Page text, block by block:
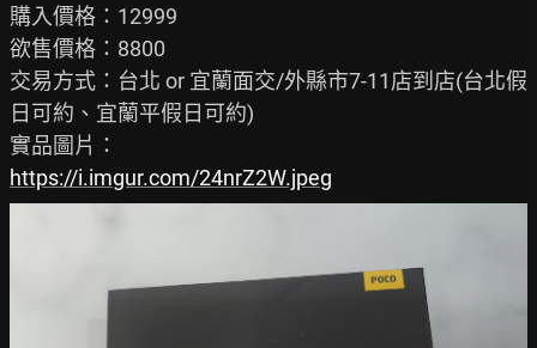
購入價格：12999
欲售價格：8800
交易方式：台北 or 宜蘭面交/外縣市7-11店到店(台北假
日可約、宜蘭平假日可約)
https://i.imgur.com/24nrZ2W.jpeg